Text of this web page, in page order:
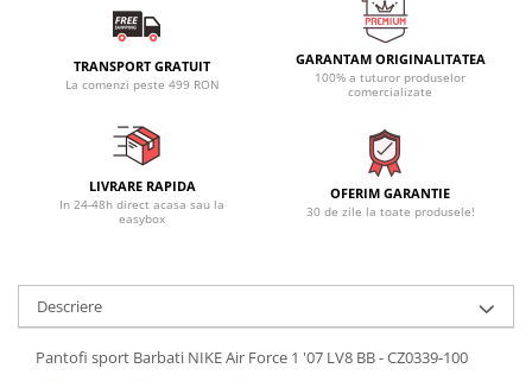
TRANSPORT GRATUIT
La comenzi peste 499 RON
GARANTAM ORIGINALITATEA
100% a tuturor produselor
comercializate
LIVRARE RAPIDA
In 24-48h direct acasa sau la
easybox
OFERIM GARANTIE
30 de zile la toate produsele!
Descriere
Pantofi sport Barbati NIKE Air Force 1 '07 LV8 BB - CZ0339-100